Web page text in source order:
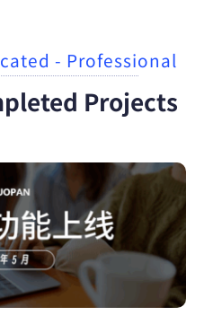
- Professional
Projects